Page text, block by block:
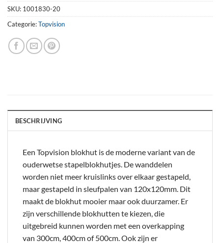
SKU: 1001830-20
Categorie:Topvision
BESCHRIJVING
Een Topvision blokhut is de moderne variant van de
ouderwetse stapelblokhutjes. De wanddelen
worden niet meer kruislinks over elkaar gestapeld,
maar gestapeld in sleufpalen van 120x120mm. Dit
maakt de blokhut mooier maar ook duurzamer. Er
zijn verschillende blokhutten te kiezen, die
uitgebreid kunnen worden met een overkapping
van 300cm, 400cm of 500cm. Ook zijn er